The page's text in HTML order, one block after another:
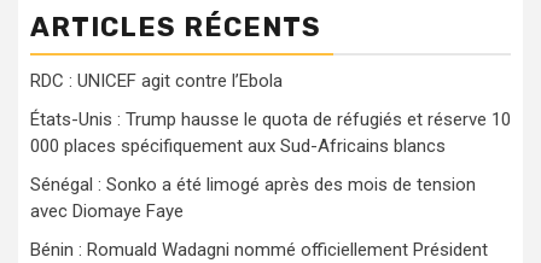
ARTICLES RÉCENTS
RDC : UNICEF agit contre l’Ebola
États-Unis : Trump hausse le quota de réfugiés et réserve 10
000 places spécifiquement aux Sud-Africains blancs
Sénégal : Sonko a été limogé après des mois de tension
avec Diomaye Faye
Bénin : Romuald Wadagni nommé officiellement Président